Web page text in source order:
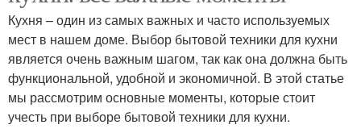
Кухня – один из самых важных и часто используемых
мест в нашем доме. Выбор бытовой техники для кухни
является очень важным шагом, так как она должна быть
функциональной, удобной и экономичной. В этой статье
мы рассмотрим основные моменты, которые стоит
учесть при выборе бытовой техники для кухни.